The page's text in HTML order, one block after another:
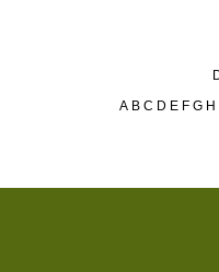
A B C D E F G H